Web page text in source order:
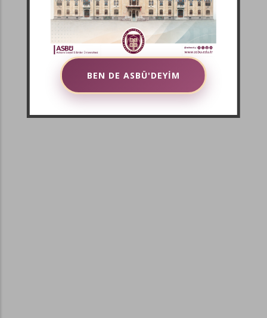
BEN DE ASBÜ'DEYİM